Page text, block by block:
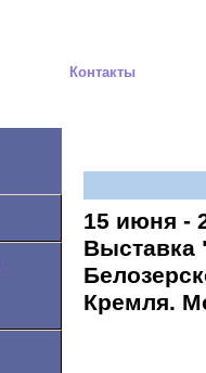
Контакты
15 июня -
Выставка
Кремля.